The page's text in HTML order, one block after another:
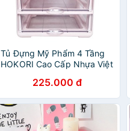
Tủ Đựng Mỹ Phẩm 4 Tầng
HOKORI Cao Cấp Nhựa Việt
Đồ Trang Điểm Nhiều Tầng
225.000 đ